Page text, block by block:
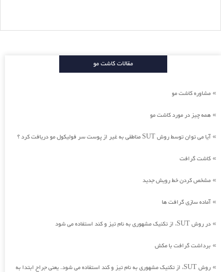
مقالات کاشت مو
» مشاوره کاشت مو
» همه چیز در مورد کاشت مو
»آیا می توان توسط روش SUT مناطقی به غیر از پوست سر فولیکول مو دریافت کرد ؟
» کاشت گرافت
» مشخص کردن خط رویش جدید
»آماده سازی گرافت ها
» در روش SUT، از تکنیک مشهوری به نام تیز و کند استفاده می شود
» برداشت گرافت با مکش
» روش SUT، از تکنیک مشهوری به نام تیز و کند استفاده می شود. یعنی جراح ابتدا به